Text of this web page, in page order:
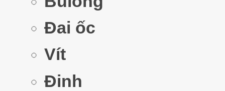
Đai ốc
Vít
Đinh